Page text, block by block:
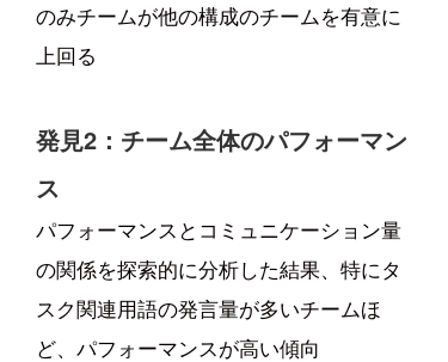
のみチームが他の構成のチームを有意に
上回る
発見2：チーム全体のパフォーマン
ス
パフォーマンスとコミュニケーション量
の関係を探索的に分析した結果、特にタ
スク関連用語の発言量が多いチームほ
ど、パフォーマンスが高い傾向